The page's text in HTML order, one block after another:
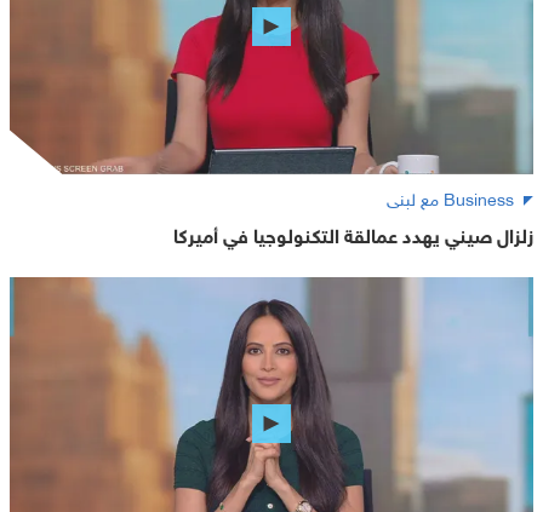
Business مع لبنى
زلزال صيني يهدد عمالقة التكنولوجيا في أميركا